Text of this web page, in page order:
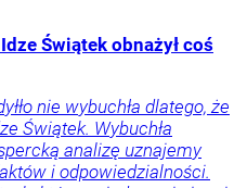
Świątek obnażył coś
nie wybuchła dlatego, że
Świątek. Wybuchła
analizę uznajemy
i odpowiedzialności.